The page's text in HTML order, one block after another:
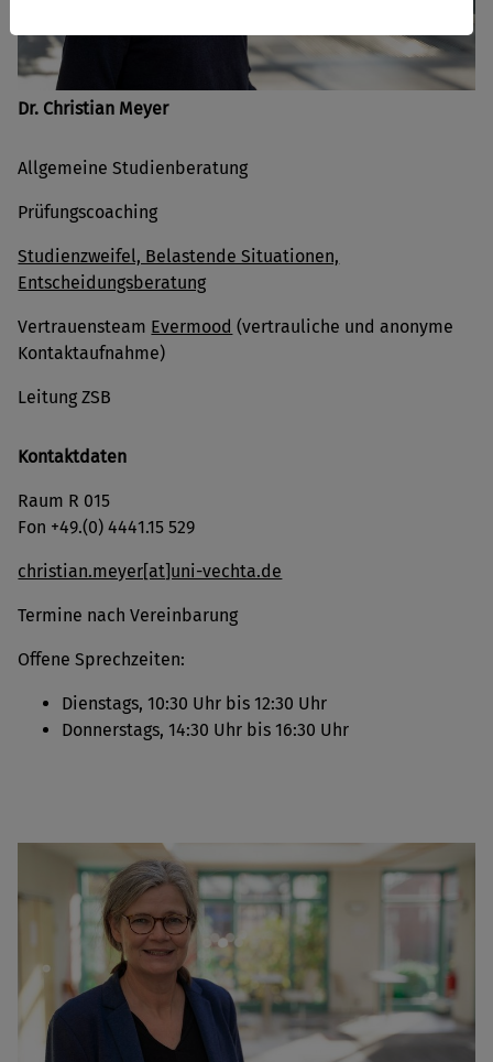
Dr. Christian Meyer
Allgemeine Studienberatung
Prüfungscoaching
Studienzweifel, Belastende Situationen,
Entscheidungsberatung
Vertrauensteam Evermood (vertrauliche und anonyme
Kontaktaufnahme)
Leitung ZSB
Kontaktdaten
Raum R 015
Fon +49.(0) 4441.15 529
christian.meyer[at]uni-vechta.de
Termine nach Vereinbarung
Offene Sprechzeiten:
Dienstags, 10:30 Uhr bis 12:30 Uhr
Donnerstags, 14:30 Uhr bis 16:30 Uhr